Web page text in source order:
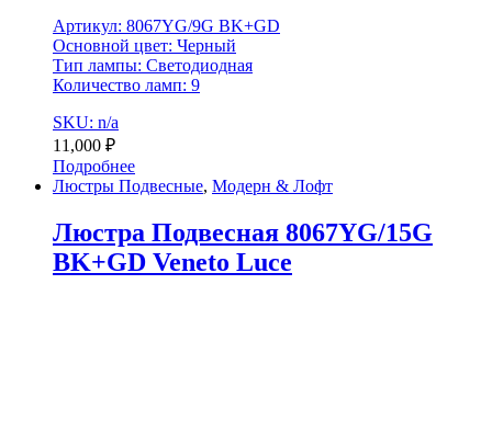
Артикул: 8067YG/9G BK+GD
Основной цвет: Черный
Тип лампы: Светодиодная
Количество ламп: 9
SKU: n/a
11,000 ₽
Подробнее
Люстры Подвесные, Модерн & Лофт
Люстра Подвесная 8067YG/15G
BK+GD Veneto Luce